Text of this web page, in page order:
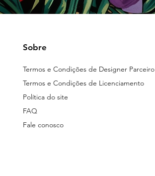
Sobre
Termos e Condições de Designer Parceiro
Termos e Condições de Licenciamento
Política do site
FAQ
Fale conosco